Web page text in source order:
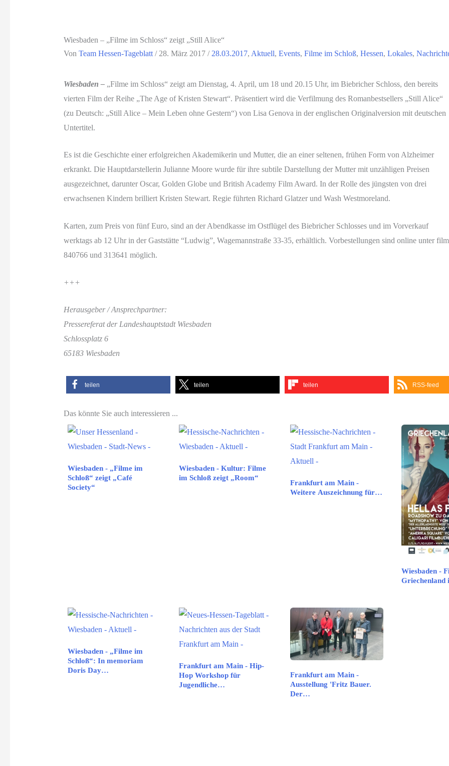
Wiesbaden – „Filme im Schloss“ zeigt „Still Alice“
Von Team Hessen-Tageblatt / 28. März 2017 / 28.03.2017, Aktuell, Events, Filme im Schloß, Hessen, Lokales,
Wiesbaden –„Filme im Schloss“ zeigt am Dienstag, 4. April, um 18 und 20.15 Uhr, im Biebricher Schloss, den bereits
vierten Film der Reihe „The Age of Kristen Stewart“. Präsentiert wird die Verfilmung des Romanbestsellers „Still Alice“
(zu Deutsch: „Still Alice – Mein Leben ohne Gestern“) von Lisa Genova in der englischen Originalversion mit deutschen
Untertitel.
Es ist die Geschichte einer erfolgreichen Akademikerin und Mutter, die an einer seltenen, frühen Form von Alzheimer
erkrankt. Die Hauptdarstellerin Julianne Moore wurde für ihre subtile Darstellung der Mutter mit unzähligen Preisen
ausgezeichnet, darunter Oscar, Golden Globe und British Academy Film Award. In der Rolle des jüngsten von drei
erwachsenen Kindern brilliert Kristen Stewart. Regie führten Richard Glatzer und Wash Westmoreland.
Karten, zum Preis von fünf Euro, sind an der Abendkasse im Ostflügel des Biebricher Schlosses und im Vorverkauf
werktags ab 12 Uhr in der Gaststätte “Ludwig”, Wagemannstraße 33-35, erhältlich. Vorbestellungen sind online unter
840766 und 313641 möglich.
+++
Herausgeber / Ansprechpartner:
Pressereferat der Landeshauptstadt Wiesbaden
Schlossplatz 6
65183 Wiesbaden
teilen teilen teilen RSS-feed
Das könnte Sie auch interessieren ...
Wiesbaden - „Filme im
Schloß“ zeigt „Café
Society“
Wiesbaden - Kultur: Filme
im Schloß zeigt „Room“
Frankfurt am Main -
Weitere Auszeichnung für…
Wiesbaden -
Griechenland
Wiesbaden - „Filme im
Schloß“: In memoriam
Doris Day…
Frankfurt am Main - Hip-
Hop Workshop für
Jugendliche…
Frankfurt am Main -
Ausstellung 'Fritz Bauer.
Der…